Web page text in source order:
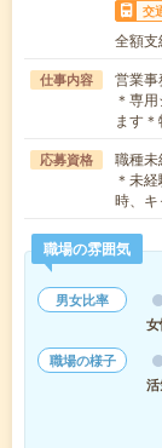
交
全額支
仕事内容
営業事
＊専
ます
応募資格
職種未
＊未
時、
職場の雰囲気
男女比率
職場の様子